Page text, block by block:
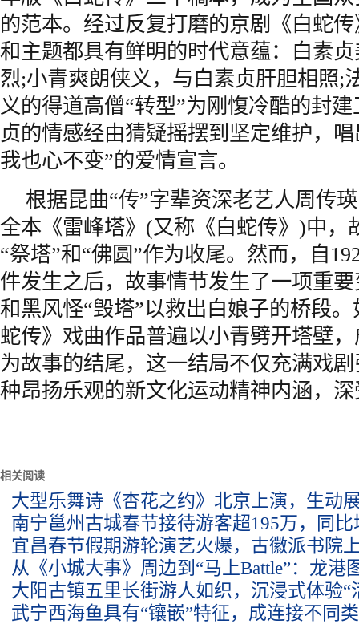
的范本。经过反复打磨的京剧《白蛇
和主题都具有鲜明的时代意蕴：白素
烈;小青爽朗侠义，与白素贞肝胆相照;
义的得道高僧“转型”为刚愎冷酷的封
贞的情感经由猜疑摇摆到坚定维护，
我也心不变”的爱情宣言。
根据昆曲“传”字辈资深老艺人周传
全本《雷峰塔》(又称《白蛇传》)中，
“祭塔”和“佛圆”作为收尾。然而，自
件发生之后，故事情节发生了一项重
和黑风怪“毁塔”以救出白娘子的桥段
蛇传》戏曲作品普遍以小青劈开塔壁
为故事的结尾，这一结局不仅充满戏
种昂扬乐观的新文化运动精神内涵，
相关阅读
大型乐舞诗《杏花之约》北京上演，生动
南宁邕州古城春节接待游客超195万，同比
宜昌春节假期游轮演艺火爆，古徽派书院
从《小城大事》周边到“马上Battle”：龙港
大阳古镇五里长街游人如织，沉浸式体验“
武宁西海鱼具有“镶嵌”特征，成连接不同